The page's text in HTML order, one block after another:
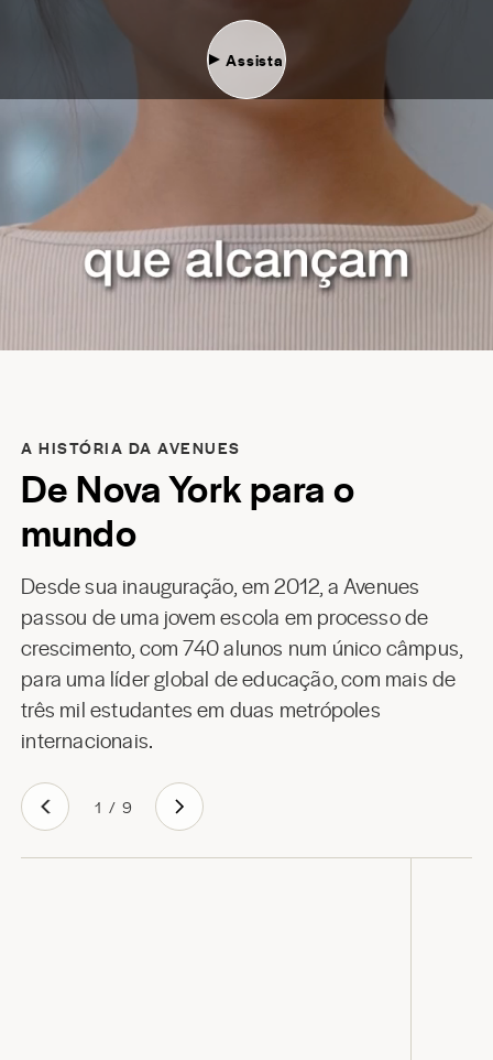
Assista
A HISTÓRIA DA AVENUES
De Nova York para o
mundo
Desde sua inauguração, em 2012, a Avenues
passou de uma jovem escola em processo de
crescimento, com 740 alunos num único câmpus,
para uma líder global de educação, com mais de
três mil estudantes em duas metrópoles
internacionais.
1 / 9